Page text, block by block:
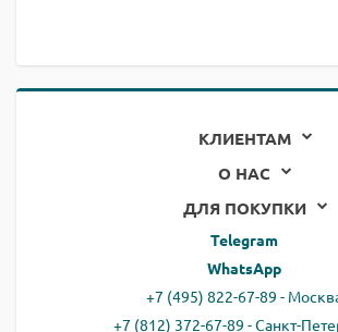
КЛИЕНТАМ
О НАС
ДЛЯ ПОКУПКИ
Telegram
WhatsApp
+7 (495) 822-67-89 -
+7 (812) 372-67-89 - Санкт-